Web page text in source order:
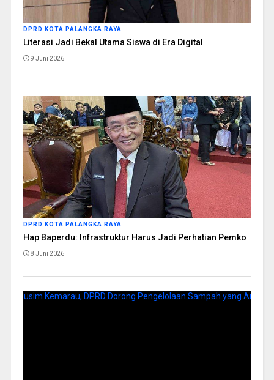
DPRD KOTA PALANGKA RAYA
Literasi Jadi Bekal Utama Siswa di Era Digital
9 Juni 2026
DPRD KOTA PALANGKA RAYA
Hap Baperdu: Infrastruktur Harus Jadi Perhatian Pemko
8 Juni 2026